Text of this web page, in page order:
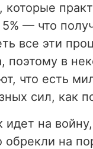
которые
— что
все эти
поэтому в
что есть
сил, как
идет на
обрекли на